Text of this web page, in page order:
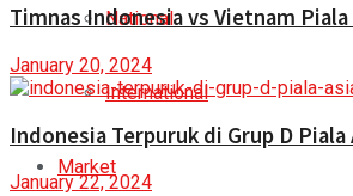
National
International
Market
Timnas Indonesia vs Vietnam Piala
January 20, 2024
Indonesia Terpuruk di Grup D Piala
January 22, 2024